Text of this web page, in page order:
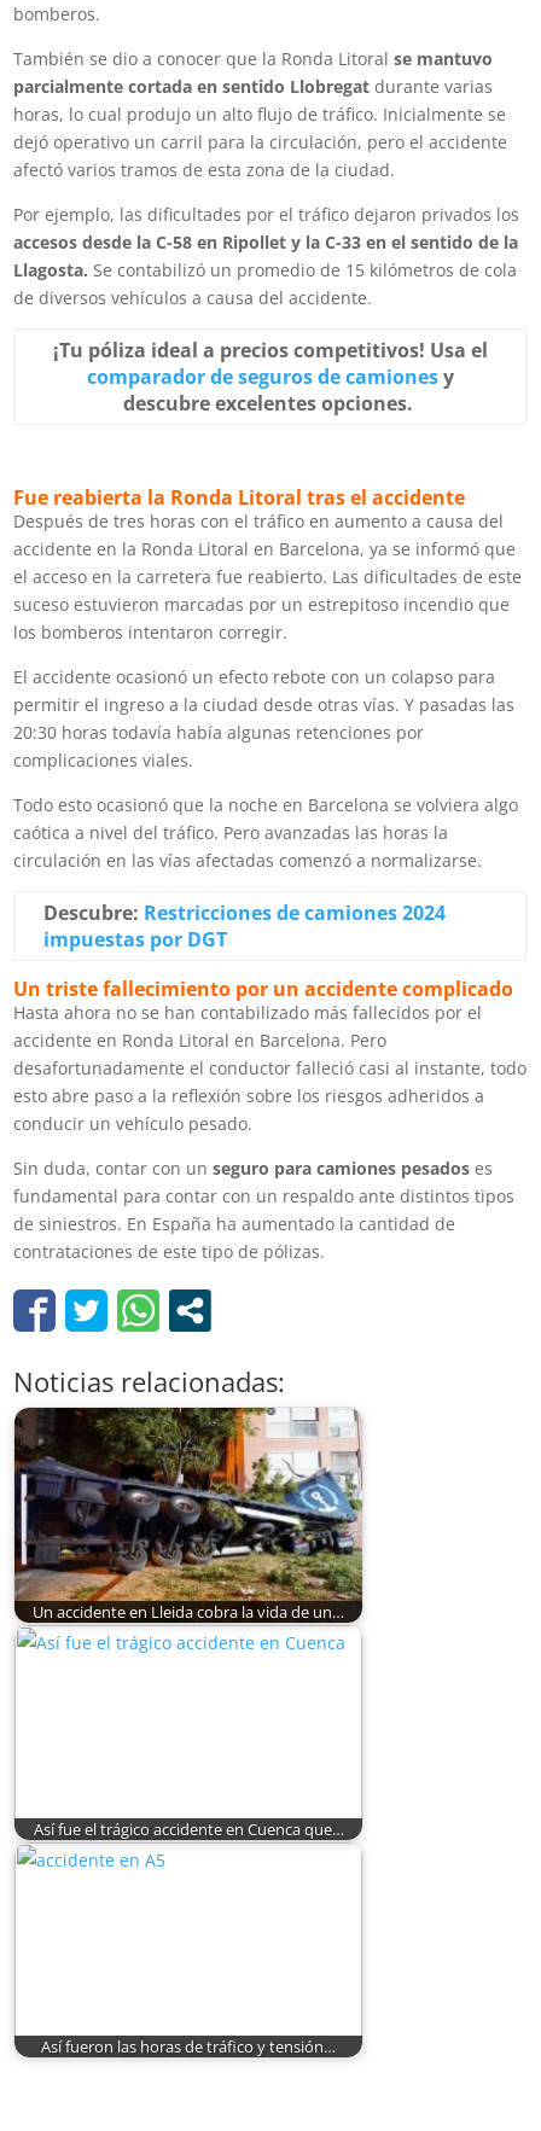
bomberos.
También se dio a conocer que la Ronda Litoralse mantuvo
parcialmente cortada en sentido Llobregat durante varias
horas, lo cual produjo un alto flujo de tráfico. Inicialmente se
dejó operativo un carril para la circulación, pero el accidente
afectó varios tramos de esta zona de la ciudad.
Por ejemplo, las dificultades por el tráfico dejaron privados los
accesos desde la C-58 en Ripollet y la C-33 en el sentido de la
Llagosta. Se contabilizó un promedio de 15 kilómetros de cola
de diversos vehículos a causa del accidente.
¡Tu póliza ideal a precios competitivos! Usa el
comparador de seguros de camionesy
descubre excelentes opciones.
Fue reabierta la Ronda Litoral tras el accidente
Después de tres horas con el tráfico en aumento a causa del
accidente en la Ronda Litoral en Barcelona, ya se informó que
el acceso en la carretera fue reabierto. Las dificultades de este
suceso estuvieron marcadas por un estrepitoso incendio que
los bomberos intentaron corregir.
El accidente ocasionó un efecto rebote con un colapso para
permitir el ingreso a la ciudad desde otras vías. Y pasadas las
20:30 horas todavía había algunas retenciones por
complicaciones viales.
Todo esto ocasionó que la noche en Barcelona se volviera algo
caótica a nivel del tráfico. Pero avanzadas las horas la
circulación en las vías afectadas comenzó a normalizarse.
Descubre: Restricciones de camiones 2024
impuestas por DGT
Un triste fallecimiento por un accidente complicado
Hasta ahora no se han contabilizado más fallecidos por el
accidente en Ronda Litoral en Barcelona. Pero
desafortunadamente el conductor falleció casi al instante, todo
esto abre paso a la reflexión sobre los riesgos adheridos a
conducir un vehículo pesado.
Sin duda, contar con unseguro para camiones pesadoses
fundamental para contar con un respaldo ante distintos tipos
de siniestros. En España ha aumentado la cantidad de
contrataciones de este tipo de pólizas.
Noticias relacionadas:
Un accidente en Lleida cobra la vida de un…
Así fue el trágico accidente en Cuenca que…
Así fueron las horas de tráfico y tensión…